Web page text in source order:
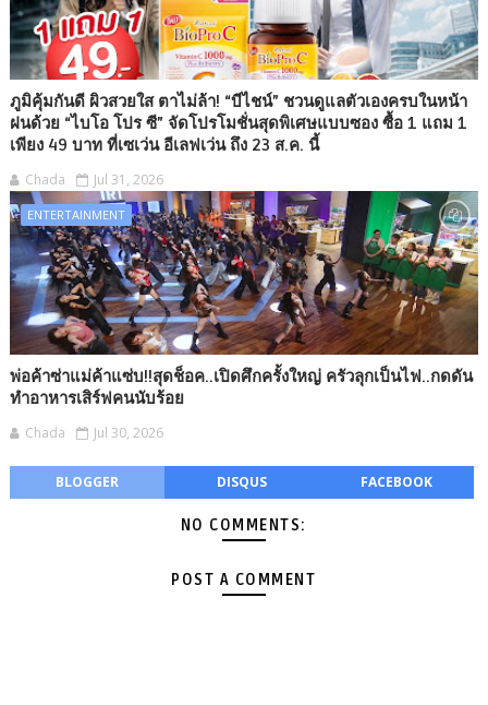
ภูมิคุ้มกันดี ผิวสวยใส ตาไม่ล้า! “บีไชน์” ชวนดูแลตัวเองครบในหน้า
ฝนด้วย “ไบโอ โปร ซี” จัดโปรโมชั่นสุดพิเศษแบบซอง ซื้อ 1 แถม 1
เพียง 49 บาท ที่เซเว่น อีเลฟเว่น ถึง 23 ส.ค. นี้
Chada Jul 31, 2026
ENTERTAINMENT
พ่อค้าซ่าแม่ค้าแซ่บ!!สุดช็อค..เปิดศึกครั้งใหญ่ ครัวลุกเป็นไฟ..กดดัน
ทำอาหารเสิร์ฟคนนับร้อย
Chada Jul 30, 2026
BLOGGER DISQUS FACEBOOK
NO COMMENTS:
POST A COMMENT